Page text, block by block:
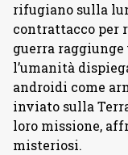
rifugiano sulla
contrattacco per
guerra
l’umanità
androidi come
inviato sulla
loro missione,
misteriosi.